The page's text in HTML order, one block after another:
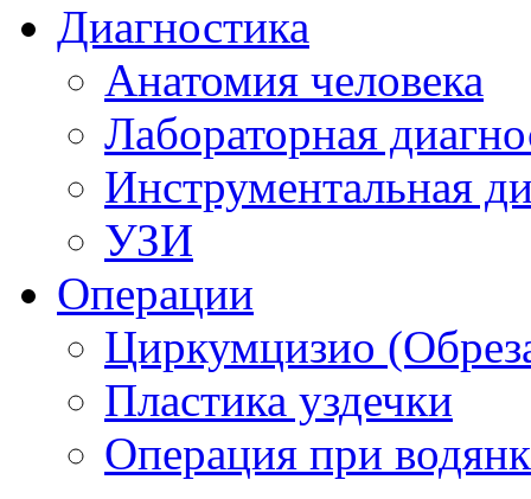
Диагностика
Анатомия человека
Лабораторная
Инструментальная
УЗИ
Операции
Циркумцизио
Пластика уздечки
Операция при